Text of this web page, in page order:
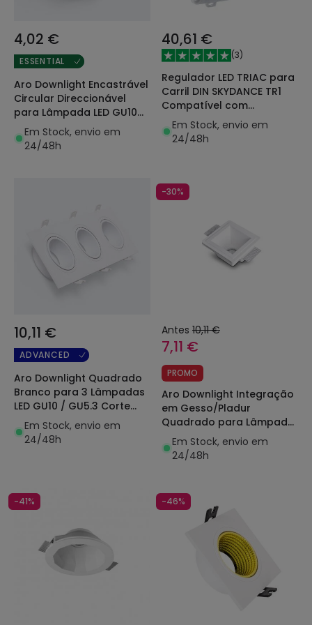
4,02 €
ESSENTIAL
Aro Downlight Encastrável
Circular Direccionável
para Lâmpada LED GU10
AR111 Corte Ø135 mm
Em Stock, envio em
24/48h
40,61 €
(3)
Regulador LED TRIAC para
Carril DIN SKYDANCE TR1
Compatível com
Comando RF e Botão
Pulsador
Em Stock, envio em
24/48h
10,11 €
ADVANCED
Aro Downlight Quadrado
Branco para 3 Lâmpadas
LED GU10 / GU5.3 Corte
235x75 mm
Em Stock, envio em
24/48h
-30%
Antes 10,11 €
7,11 €
PROMO
Aro Downlight Integração
em Gesso/Pladur
Quadrado para Lâmpada
LED GU10 / GU5.3 Corte
153x153 mm UGR17
Em Stock, envio em
24/48h
-41% -46%